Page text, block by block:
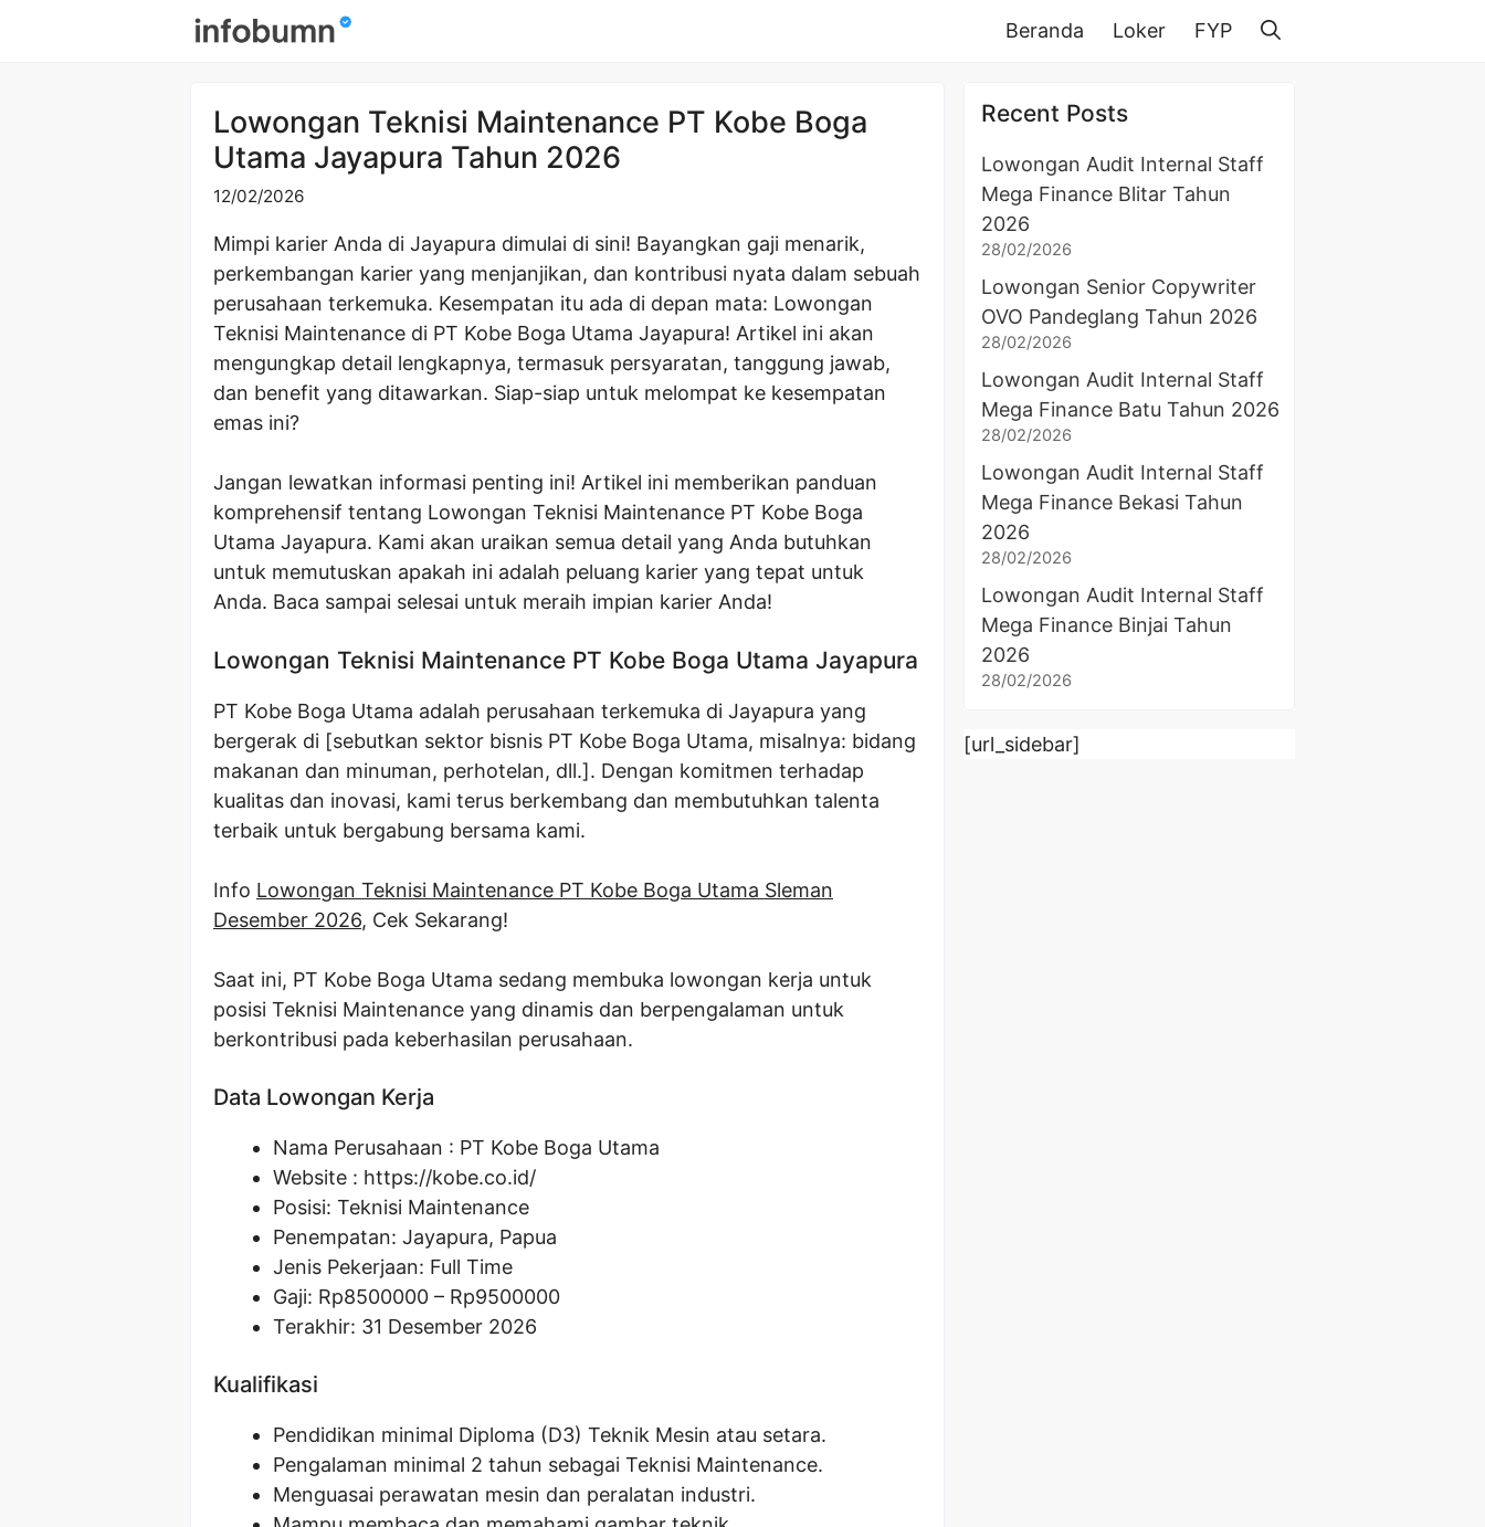
Beranda Loker FYP
Lowongan Teknisi Maintenance PT Kobe Boga
Utama Jayapura Tahun 2026
12/02/2026
Mimpi karier Anda di Jayapura dimulai di sini! Bayangkan gaji menarik,
perkembangan karier yang menjanjikan, dan kontribusi nyata dalam sebuah
perusahaan terkemuka. Kesempatan itu ada di depan mata: Lowongan
Teknisi Maintenance di PT Kobe Boga Utama Jayapura! Artikel ini akan
mengungkap detail lengkapnya, termasuk persyaratan, tanggung jawab,
dan benefit yang ditawarkan. Siap-siap untuk melompat ke kesempatan
emas ini?
Jangan lewatkan informasi penting ini! Artikel ini memberikan panduan
komprehensif tentang Lowongan Teknisi Maintenance PT Kobe Boga
Utama Jayapura. Kami akan uraikan semua detail yang Anda butuhkan
untuk memutuskan apakah ini adalah peluang karier yang tepat untuk
Anda. Baca sampai selesai untuk meraih impian karier Anda!
Lowongan Teknisi Maintenance PT Kobe Boga Utama Jayapura
PT Kobe Boga Utama adalah perusahaan terkemuka di Jayapura yang
bergerak di [sebutkan sektor bisnis PT Kobe Boga Utama, misalnya: bidang
makanan dan minuman, perhotelan, dll.]. Dengan komitmen terhadap
kualitas dan inovasi, kami terus berkembang dan membutuhkan talenta
terbaik untuk bergabung bersama kami.
Info Lowongan Teknisi Maintenance PT Kobe Boga Utama Sleman
Desember 2026, Cek Sekarang!
Saat ini, PT Kobe Boga Utama sedang membuka lowongan kerja untuk
posisi Teknisi Maintenance yang dinamis dan berpengalaman untuk
berkontribusi pada keberhasilan perusahaan.
Data Lowongan Kerja
Nama Perusahaan : PT Kobe Boga Utama
Website : https://kobe.co.id/
Posisi: Teknisi Maintenance
Penempatan: Jayapura, Papua
Jenis Pekerjaan: Full Time
Gaji: Rp8500000 – Rp9500000
Terakhir: 31 Desember 2026
Kualifikasi
Pendidikan minimal Diploma (D3) Teknik Mesin atau setara.
Pengalaman minimal 2 tahun sebagai Teknisi Maintenance.
Menguasai perawatan mesin dan peralatan industri.
Recent Posts
Lowongan Audit Internal Staff
Mega Finance Blitar Tahun
2026
28/02/2026
Lowongan Senior Copywriter
OVO Pandeglang Tahun 2026
28/02/2026
Lowongan Audit Internal Staff
Mega Finance Batu Tahun 2026
28/02/2026
Lowongan Audit Internal Staff
Mega Finance Bekasi Tahun
2026
28/02/2026
Lowongan Audit Internal Staff
Mega Finance Binjai Tahun
2026
28/02/2026
[url_sidebar]